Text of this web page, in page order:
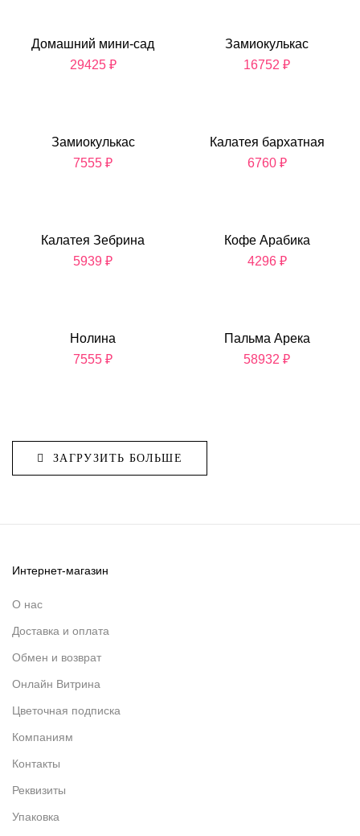
Домашний мини-сад
29425 ₽
Замиокулькас
16752₽
Замиокулькас
7555₽
Калатея бархатная
6760 ₽
Калатея Зебрина
5939₽
Кофе Арабика
4296 ₽
Нолина
7555₽
Пальма Арека
58932₽
ЗАГРУЗИТЬ БОЛЬШЕ
Интернет-магазин
О нас
Доставка и оплата
Обмен и возврат
Онлайн Витрина
Цветочная подписка
Компаниям
Контакты
Реквизиты
Упаковка